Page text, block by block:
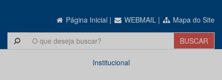
Página Inicial | WEBMAIL | Mapa do Site
Institucional